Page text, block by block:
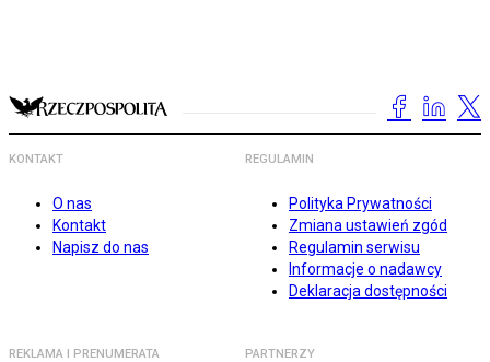
KONTAKT
O nas
Kontakt
Napisz do nas
REGULAMIN
Polityka Prywatności
Zmiana ustawień zgód
Regulamin serwisu
Informacje o nadawcy
Deklaracja dostępności
REKLAMA I PRENUMERATA PARTNERZY